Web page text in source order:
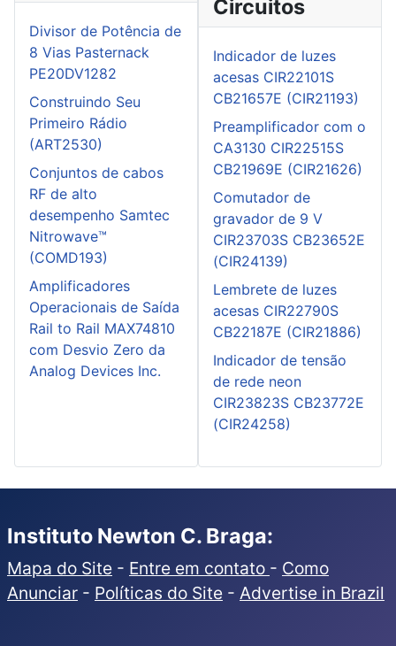
Divisor de Potência de
8 Vias Pasternack
PE20DV1282
Construindo Seu
Primeiro Rádio
(ART2530)
Conjuntos de cabos
RF de alto
desempenho Samtec
Nitrowave™
(COMD193)
Amplificadores
Operacionais de Saída
Rail to Rail MAX74810
com Desvio Zero da
Analog Devices Inc.
Circuitos
Indicador de luzes
acesas CIR22101S
CB21657E (CIR21193)
Preamplificador com o
CA3130 CIR22515S
CB21969E (CIR21626)
Comutador de
gravador de 9 V
CIR23703S CB23652E
(CIR24139)
Lembrete de luzes
acesas CIR22790S
CB22187E (CIR21886)
Indicador de tensão
de rede neon
CIR23823S CB23772E
(CIR24258)
Instituto Newton C. Braga:
Mapa do Site - Entre em contato - Como
Anunciar - Políticas do Site - Advertise in Brazil